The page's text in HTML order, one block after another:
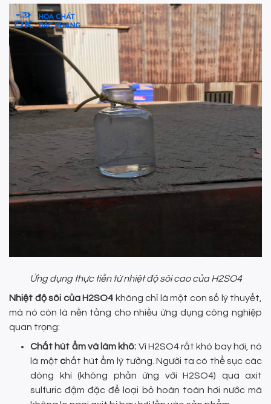
Ứng dụng thực tiễn từ nhiệt độ sôi cao của H2SO4
Nhiệt độ sôi của H2SO4 không chỉ là một con số lý thuyết,
mà nó còn là nền tảng cho nhiều ứng dụng công nghiệp
quan trọng:
Chất hút ẩm và làm khô: Vì H2SO4 rất khó bay hơi, nó
là mộtchất hút ẩm lý tưởng. Người ta có thể sục các
dòng khí (không phản ứng với H2SO4) qua axit
sulfuric đậm đặc để loại bỏ hoàn toàn hơi nước mà